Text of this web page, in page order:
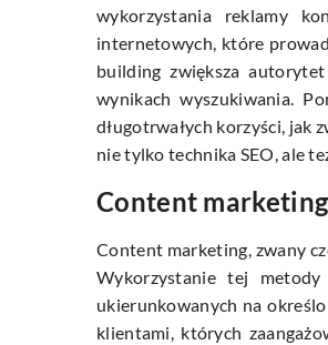
wykorzystania reklamy
internetowych, które
building zwiększa
wynikach wyszukiwania.
długotrwałych korzyści, jak
nie tylko technika SEO, ale
Content
Content marketing, zwany
Wykorzystanie tej
ukierunkowanych na
klientami, których